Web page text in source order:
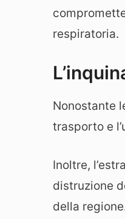
respiratoria.
Nonostante
trasporto e
Inoltre,
distruzione
della